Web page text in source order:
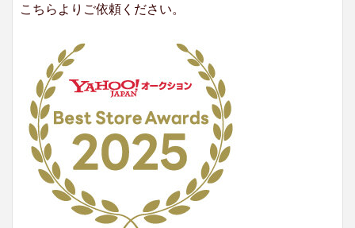
こちらよりご依頼ください。